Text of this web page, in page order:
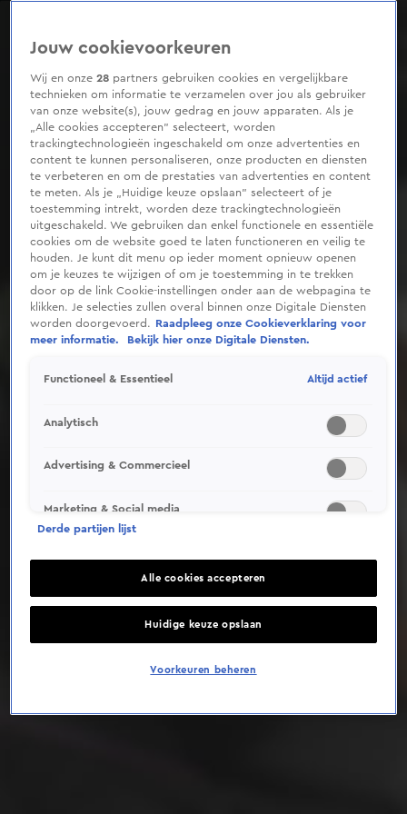
Deze video is niet beschikbaar op je huidige locatie
Jouw cookievoorkeuren
Wij en onze28 partners gebruiken cookies en vergelijkbare
technieken om informatie te verzamelen over jou als gebruiker
van onze website(s), jouw gedrag en jouw apparaten. Als je
„Alle cookies accepteren” selecteert, worden
trackingtechnologieën ingeschakeld om onze advertenties en
content te kunnen personaliseren, onze producten en diensten
te verbeteren en om de prestaties van advertenties en content
te meten. Als je „Huidige keuze opslaan” selecteert of je
toestemming intrekt, worden deze trackingtechnologieën
uitgeschakeld. We gebruiken dan enkel functionele en essentiële
cookies om de website goed te laten functioneren en veilig te
houden. Je kunt dit menu op ieder moment opnieuw openen
om je keuzes te wijzigen of om je toestemming in te trekken
door op de link Cookie-instellingen onder aan de webpagina te
klikken. Je selecties zullen overal binnen onze Digitale Diensten
worden doorgevoerd.
Raadpleeg onze Cookieverklaring voor
meer informatie.
Bekijk hier onze Digitale Diensten.
Functioneel & Essentieel Altijd actief
Analytisch
Advertising & Commercieel
Marketing & Social media
Derde partijen lijst
Alle cookies accepteren
Huidige keuze opslaan
Voorkeuren beheren